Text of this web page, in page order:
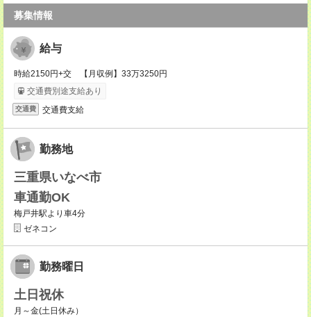
募集情報
給与
時給2150円+交 【月収例】33万3250円
交通費別途支給あり
交通費 交通費支給
勤務地
三重県いなべ市
車通勤OK
梅戸井駅より車4分
ゼネコン
勤務曜日
土日祝休
月～金(土日休み）